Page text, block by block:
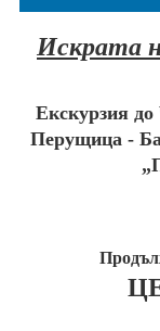
Великден 2026
Екзотични почивки
Искрата
Екскурзия
Перущица -